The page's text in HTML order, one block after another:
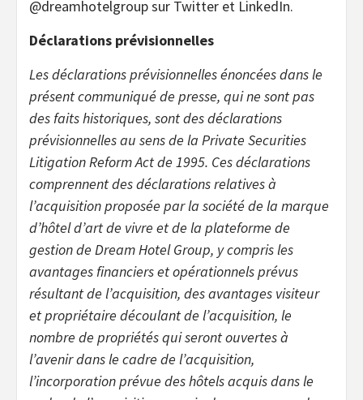
@dreamhotelgroup sur Twitter et LinkedIn.
Déclarations prévisionnelles
Les déclarations prévisionnelles énoncées dans le
présent communiqué de presse, qui ne sont pas
des faits historiques, sont des déclarations
prévisionnelles au sens de la Private Securities
Litigation Reform Act de 1995. Ces déclarations
comprennent des déclarations relatives à
l’acquisition proposée par la société de la marque
d’hôtel d’art de vivre et de la plateforme de
gestionde Dream Hotel Group, y compris les
avantages financiers et opérationnels prévus
résultant de l’acquisition, des avantages visiteur
et propriétaire découlant de l’acquisition, le
nombre de propriétés qui seront ouvertes à
l’avenir dans le cadre de l’acquisition,
l’incorporation prévue des hôtels acquis dans le